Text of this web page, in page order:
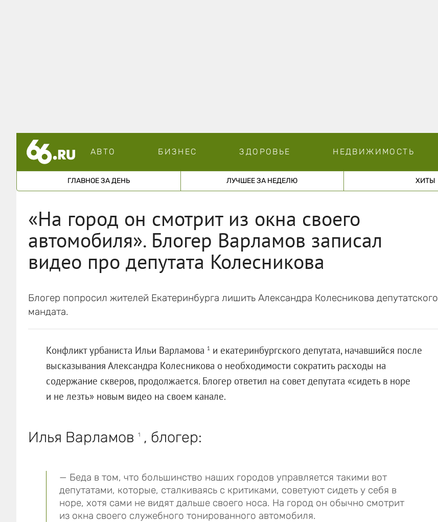
АВТО БИЗНЕС ЗДОРОВЬЕ НЕДВИЖИМОСТЬ
ГЛАВНОЕ ЗА ДЕНЬ ЛУЧШЕЕ ЗА НЕДЕЛЮ ХИТЫ
«На город он смотрит из окна своего
автомобиля». Блогер Варламов записал
видео про депутата Колесникова
Блогер попросил жителей Екатеринбурга лишить Александра Колесникова депутатского
мандата.
Конфликт урбаниста Ильи Варламова 1 и екатеринбургского депутата, начавшийся после
высказывания Александра Колесникова о необходимости сократить расходы на
содержание скверов, продолжается. Блогер ответил на совет депутата «сидеть в норе
и не лезть» новым видео на своем канале.
Илья Варламов 1, блогер:
— Беда в том, что большинство наших городов управляется такими вот
депутатами, которые, сталкиваясь с критиками, советуют сидеть у себя в
норе, хотя сами не видят дальше своего носа. На город он обычно смотрит
из окна своего служебного тонированного автомобиля.